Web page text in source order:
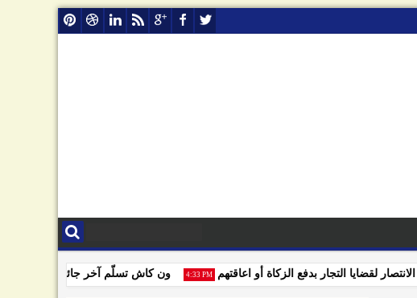
ون كاش تسلّم آخر جائزة للفائزين 4:33 PM لقضايا التجار بدفع الزكاة أو اعاقتهم